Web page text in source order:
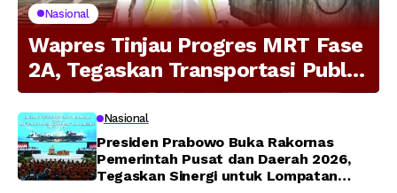
Nasional
Wapres Tinjau Progres MRT Fase
2A, Tegaskan Transportasi Publik
Modern Jadi Prioritas Nasional
Nasional
Presiden Prabowo Buka Rakornas
Pemerintah Pusat dan Daerah 2026,
Tegaskan Sinergi untuk Lompatan